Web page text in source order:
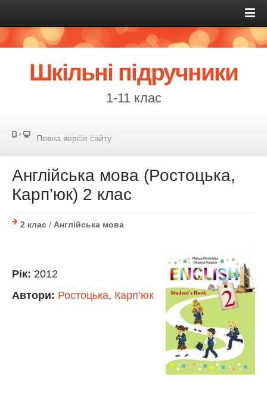
Шкільні підручники
1-11 клас
Повна версія сайту
Англійська мова (Ростоцька,
Карп’юк) 2 клас
2 клас / Англійська мова
Рік: 2012
Автори: Ростоцька, Карп’юк